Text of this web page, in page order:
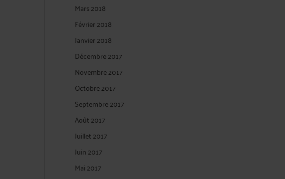
Mars 2018
Février 2018
Janvier 2018
Décembre 2017
Novembre 2017
Octobre 2017
Septembre 2017
Août 2017
Juillet 2017
Juin 2017
Mai 2017